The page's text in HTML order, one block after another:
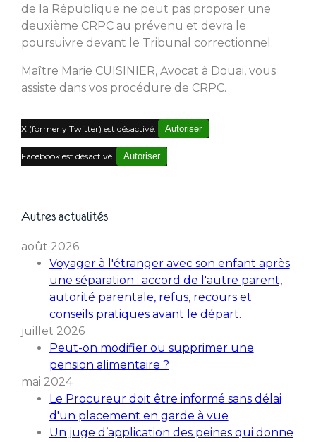
de la République ne peut pas proposer une
deuxième CRPC au prévenu et devra le
poursuivre devant le Tribunal correctionnel.
Maître Marie CUISINIER, Avocat à Douai, vous
assiste dans vos procédure de CRPC.
X (formerly Twitter) est désactivé. Autoriser
Facebook est désactivé. Autoriser
Autres actualités
août 2026
Voyager à l'étranger avec son enfant après
une séparation : accord de l'autre parent,
autorité parentale, refus, recours et
conseils pratiques avant le départ.
juillet 2026
Peut-on modifier ou supprimer une
pension alimentaire ?
mai 2024
Le Procureur doit être informé sans délai
d'un placement en garde à vue
Un juge d’application des peines qui donne